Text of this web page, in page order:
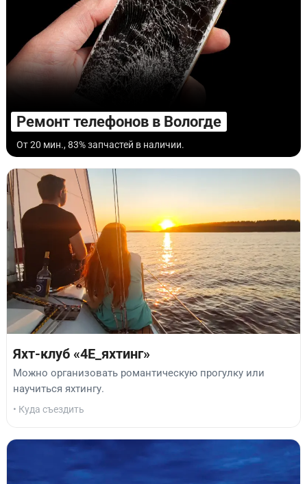
Ремонт телефонов в Вологде
От 20 мин., 83% запчастей в наличии.
Яхт-клуб «4Е_яхтинг»
Можно организовать романтическую прогулку или
научиться яхтингу.
• Куда съездить